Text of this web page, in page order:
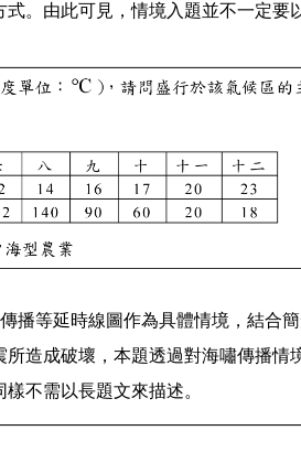
。由此可見，情境入題並不一定要
播等延時線圖作為具體情境，結合
造成破壞，本題透過對海嘯傳播情
不需以長題文來描述。